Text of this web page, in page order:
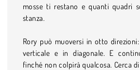
mosse ti restano e quanti quadri
stanza.
Rory può muoversi in otto
verticale e in diagonale. E
finché non colpirà qualcosa. Cerca